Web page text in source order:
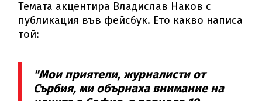
Темата акцентира Владислав Наков с
публикация във фейсбук. Ето какво написа
той:
"Мои приятели, журналисти от
Сърбия, ми обърнаха внимание на